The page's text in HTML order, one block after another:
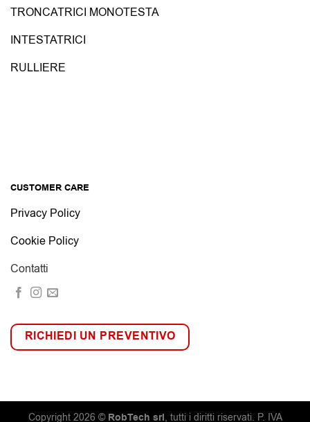
TRONCATRICI MONOTESTA
INTESTATRICI
RULLIERE
CUSTOMER CARE
Privacy Policy
Cookie Policy
Contatti
RICHIEDI UN PREVENTIVO
Copyright 2026 © RobTech srl, tutti i diritti riservati. P. IVA